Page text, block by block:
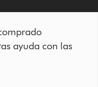
ayuda con las